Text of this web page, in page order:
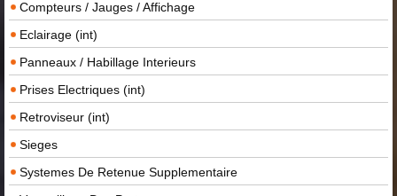
Compteurs / Jauges / Affichage
Eclairage (int)
Panneaux / Habillage Interieurs
Prises Electriques (int)
Retroviseur (int)
Sieges
Systemes De Retenue Supplementaire